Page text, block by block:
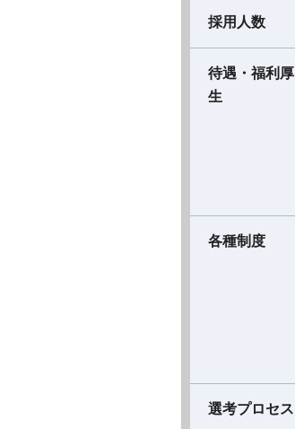
採用人数
待遇・福利厚
生
各種制度
選考プロセス